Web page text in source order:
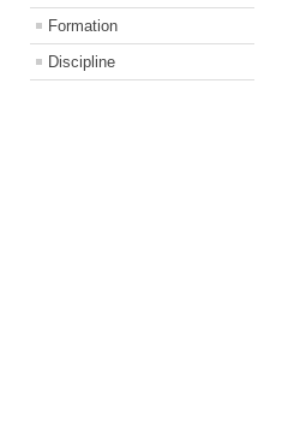
Formation
Discipline